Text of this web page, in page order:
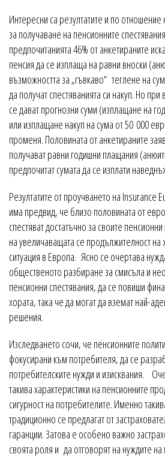
Интересни са резултатите и по
за получаване на пенсионните
предпочитанията 46% от анкетираните
пенсия да се изплаща на равни вноски
възможността за „гъвкаво“ теглене на
да получат спестяванията си накуп. Но
се дават прогнозни суми (изплащане на
или изплащане накуп на сума от 50 000
променя. Половината от анкетираните
получават равни годишни плащания
предпочитат сумата да се изплати
Резултатите от проучването на Insurance
има предвид, че близо половината от
спестяват достатъчно за своите
на увеличаващата се продължителност
ситуация в Европа. Ясно се очертава
общественото разбиране за смисъла и
пенсионни спестявания, да се повиши
хората, така че да могат да вземат най-
решения.
Изследването сочи, че пенсионните
фокусирани към потребителя, да се
потребителските нужди и изисквания.
такива характеристики на пенсионните
сигурност на потребителите. Именно
традиционно се предлагат от
гаранции. Затова е особено важно
своята роля и да отговорят на нуждите